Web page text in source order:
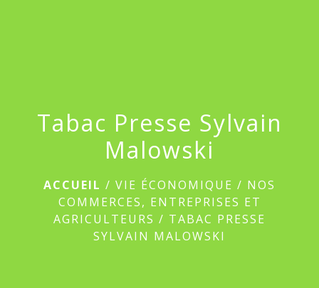
Tabac Presse Sylvain
Malowski
ACCUEIL / VIE ÉCONOMIQUE / NOS
COMMERCES, ENTREPRISES ET
AGRICULTEURS / TABAC PRESSE
SYLVAIN MALOWSKI